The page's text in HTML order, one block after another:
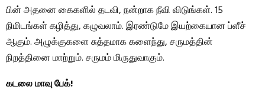
பின் அதனை கைகளில் தடவி, நன்றாக நீவி விடுங்கள். 15
நிமிடங்கள் கழித்து, கழுவலாம். இரண்டுமே இயற்கையான ப்ளீச்
ஆகும். அழுக்குகளை சுத்தமாக களைந்து, சருமத்தின்
நிறத்தினை மாற்றும். சருமம் மிருதுவாகும்.
கடலை மாவு பேக்!